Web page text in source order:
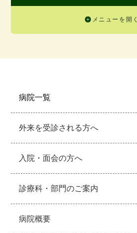
メニューを開く
病院一覧
外来を受診される方へ
入院・面会の方へ
診療科・部門のご案内
病院概要